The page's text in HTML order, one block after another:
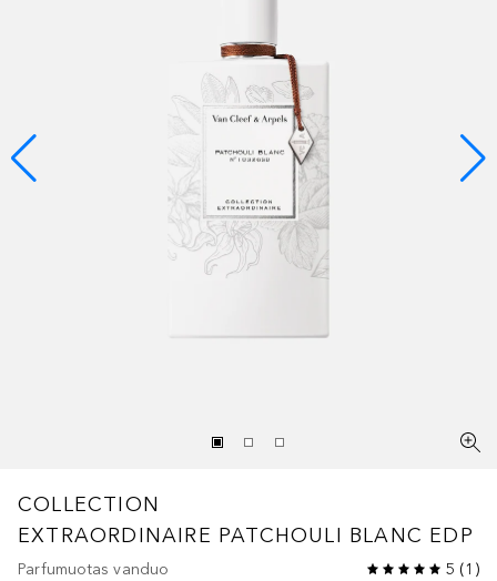
COLLECTION
EXTRAORDINAIRE PATCHOULI BLANC EDP
Parfumuotas vanduo 5 (1 )